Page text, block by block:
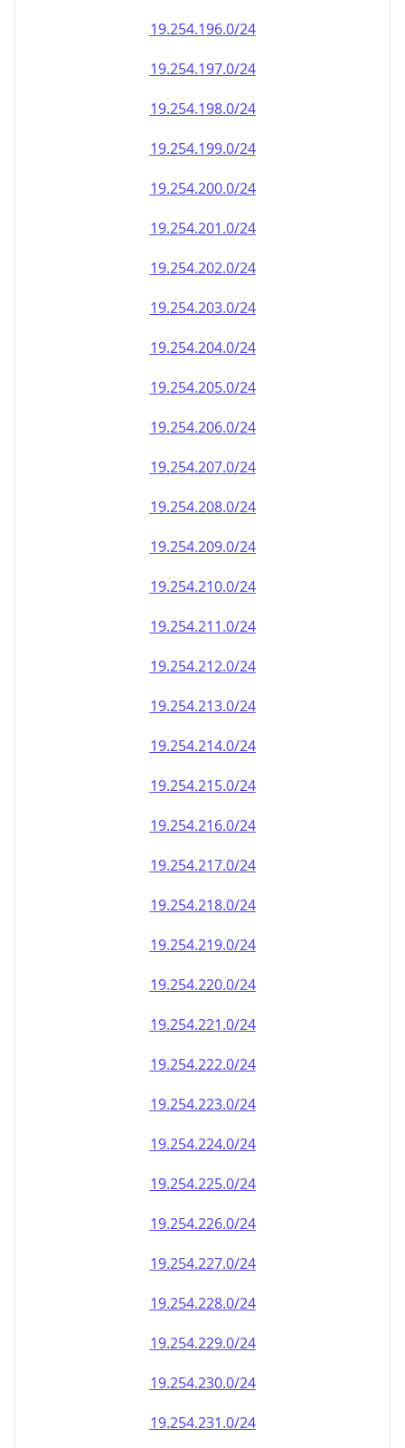
19.254.196.0/24
19.254.197.0/24
19.254.198.0/24
19.254.199.0/24
19.254.200.0/24
19.254.201.0/24
19.254.202.0/24
19.254.203.0/24
19.254.204.0/24
19.254.205.0/24
19.254.206.0/24
19.254.207.0/24
19.254.208.0/24
19.254.209.0/24
19.254.210.0/24
19.254.211.0/24
19.254.212.0/24
19.254.213.0/24
19.254.214.0/24
19.254.215.0/24
19.254.216.0/24
19.254.217.0/24
19.254.218.0/24
19.254.219.0/24
19.254.220.0/24
19.254.221.0/24
19.254.222.0/24
19.254.223.0/24
19.254.224.0/24
19.254.225.0/24
19.254.226.0/24
19.254.227.0/24
19.254.228.0/24
19.254.229.0/24
19.254.230.0/24
19.254.231.0/24